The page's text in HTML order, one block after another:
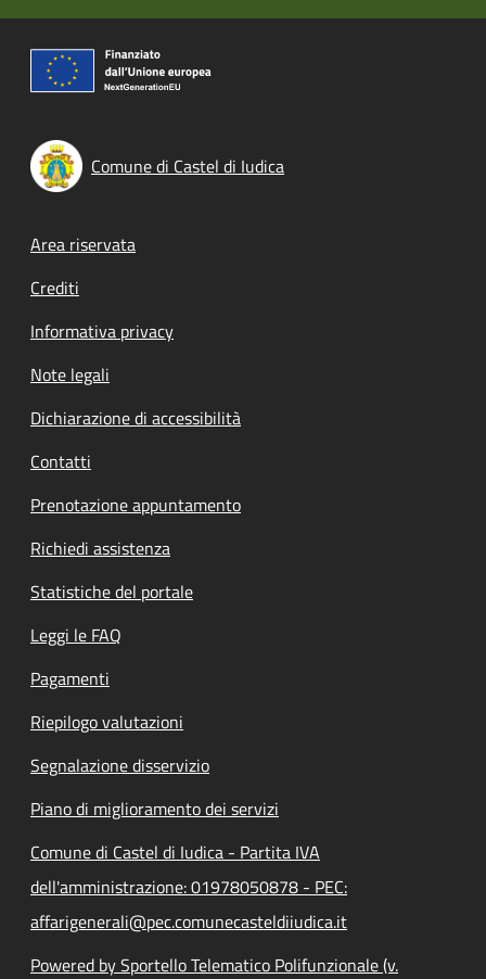
Comune di Castel di Iudica
Footer menu
Area riservata
Crediti
Informativa privacy
Note legali
Dichiarazione di accessibilità
Contatti
Prenotazione appuntamento
Richiedi assistenza
Statistiche del portale
Leggi le FAQ
Pagamenti
Riepilogo valutazioni
Segnalazione disservizio
Piano di miglioramento dei servizi
Comune di Castel di Iudica - Partita IVA
dell'amministrazione: 01978050878 - PEC:
affarigenerali@pec.comunecasteldiiudica.it
Powered by Sportello Telematico Polifunzionale (v.